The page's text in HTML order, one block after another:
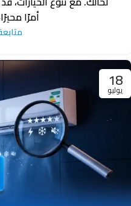
أمرًا
18
يوليو